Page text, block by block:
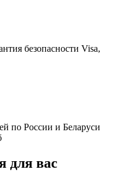
безопасности Visa,
по России и Беларуси
для вас